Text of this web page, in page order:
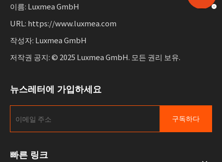
이름: Luxmea GmbH
URL: https://www.luxmea.com
작성자: Luxmea GmbH
저작권 공지: © 2025 Luxmea GmbH. 모든 권리 보유.
뉴스레터에 가입하세요
구독하다
빠른 링크